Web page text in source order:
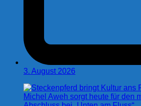
3. August 2026